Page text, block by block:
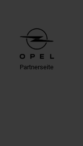
Partnerseite